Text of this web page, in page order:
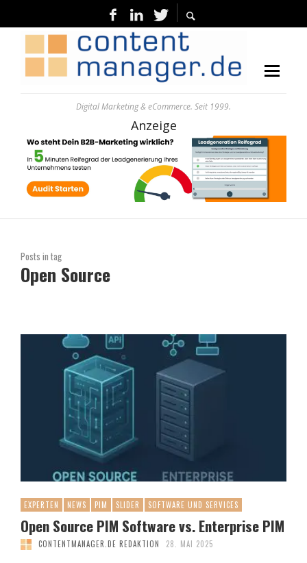
Digital Marketing & eCommerce. Seit 1999.
Anzeige
Posts in tag
Open Source
EXPERTEN NEWS PIM SLIDER SOFTWARE UND SERVICES
Open Source PIM Software vs. Enterprise PIM
CONTENTMANAGER.DE REDAKTION 28. MAI 2025